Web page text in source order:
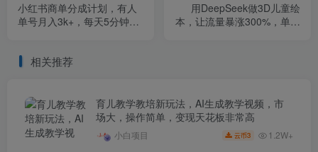
小红书商单分成计划，有人
单号月入3k+，每天5分钟，
用DeepSeek做3D儿童绘
本，让流量暴涨300%，单日
相关推荐
育儿教学教培新玩法，AI生成教学视频，市
场大，操作简单，变现天花板非常高
小白项目 云币3 1.2W+